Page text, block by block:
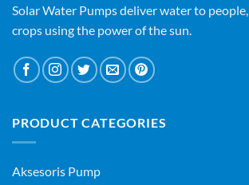
Solar Water Pumps deliver water to people,
crops using the power of the sun.
PRODUCT CATEGORIES
Aksesoris Pump